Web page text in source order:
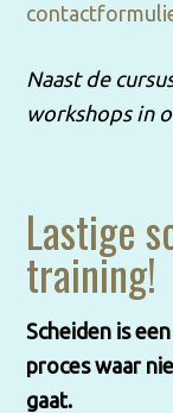
Naast de
workshops in
Lastige
training!
Scheiden is
proces waar
gaat.